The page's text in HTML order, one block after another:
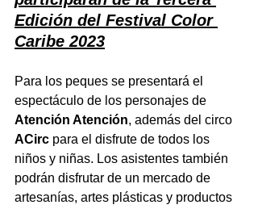
Edición del Festival Color
Caribe 2023
Para los peques se presentará el
espectáculo de los personajes de
Atención Atención, además del circo
ACirc para el disfrute de todos los
niños y niñas. Los asistentes también
podrán disfrutar de un mercado de
artesanías, artes plásticas y productos